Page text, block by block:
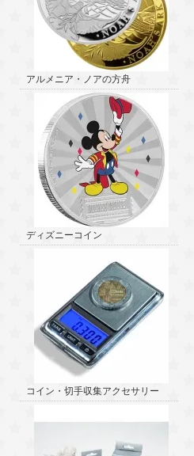
アルメニア・ノアの方舟
ディズニーコイン
コイン・切手収集アクセサリー